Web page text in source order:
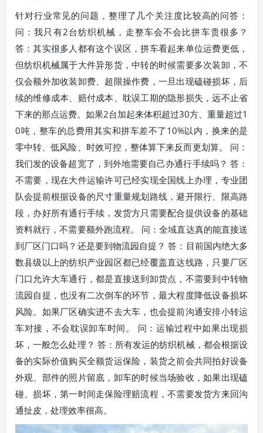
针对行业常见的问题，整理了几个关注度比较高的问答：
问：我只有2台纺织机械，走整车会不会比拼车贵很多？
答：其实很多人都有这个误区，拼车看起来单位运费更低，
但纺织机械属于大件异形货，中转的时候需要多次装卸，不
仅会额外加收装卸费、超限操作费，一旦出现磕碰损坏，后
续的维修成本、赔付成本、耽误工期的隐形损失，远不止省
下来的那点运费。如果2台加起来体积超过30方、重量超过1
0吨，整车的总费用其实和拼车差不了10%以内，换来的是
零中转、低风险、时效可控，整体算下来反而更划算。 问：
我们发的设备超宽了，到外地需要自己办通行手续吗？ 答：
不需要，现在大件运输许可已经实现全国线上办理，专业团
队会提前根据设备的尺寸重量规划路线，避开限行、限高路
段，办好所有通行手续，发货方只需要配合提供设备的基础
资料就行，不需要额外跑流程。 问：全域直达真的能直接送
到厂区门口吗？还是要到物流园自提？ 答：目前国内绝大多
数县级以上的纺织产业园区都已经覆盖直达线路，只要厂区
门口允许大车通行，都是直接送到卸货点，不需要到中转物
流园自提，也没有二次倒车的环节，最大程度降低设备损坏
风险。如果厂区确实进不去大车，也会提前沟通安排小转运
车对接，不会耽误卸车时间。 问：运输过程中如果出现损
坏，一般怎么处理？ 答：所有发运的纺织机械，都会根据设
备的实际价值购买全额货运保险，装货之前会共同拍好设备
外观、部件的照片留底，卸车的时候当场验收，如果出现磕
碰、损坏，第一时间走保险理赔流程，不需要发货方来回沟
通扯皮，处理效率很高。